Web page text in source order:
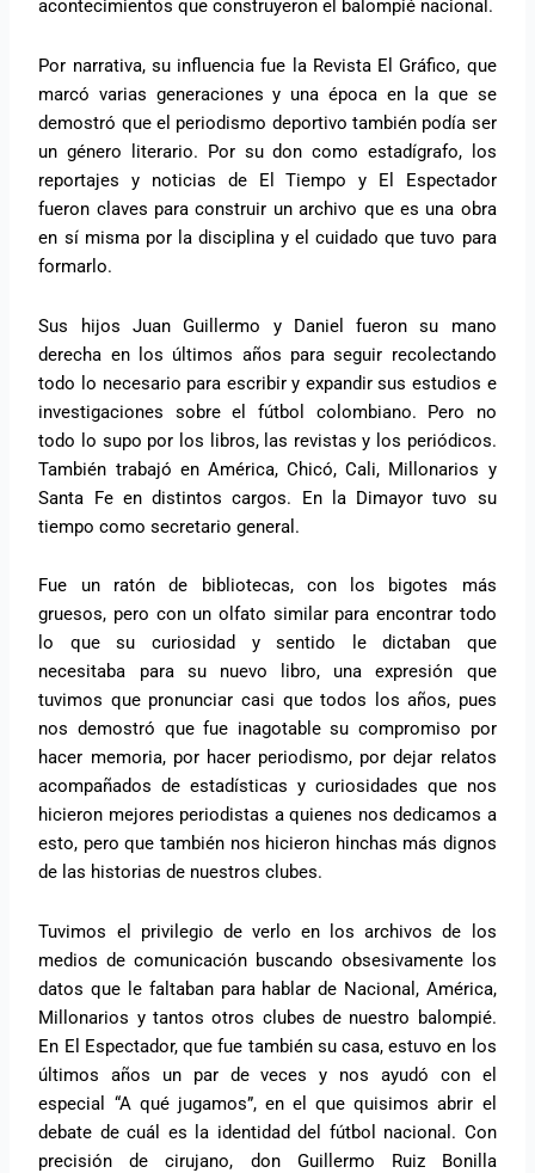
acontecimientos que construyeron el balompié nacional.
Por narrativa, su influencia fue la Revista El Gráfico, que
marcó varias generaciones y una época en la que se
demostró que el periodismo deportivo también podía ser
un género literario. Por su don como estadígrafo, los
reportajes y noticias de El Tiempo y El Espectador
fueron claves para construir un archivo que es una obra
en sí misma por la disciplina y el cuidado que tuvo para
formarlo.
Sus hijos Juan Guillermo y Daniel fueron su mano
derecha en los últimos años para seguir recolectando
todo lo necesario para escribir y expandir sus estudios e
investigaciones sobre el fútbol colombiano. Pero no
todo lo supo por los libros, las revistas y los periódicos.
También trabajó en América, Chicó, Cali, Millonarios y
Santa Fe en distintos cargos. En la Dimayor tuvo su
tiempo como secretario general.
Fue un ratón de bibliotecas, con los bigotes más
gruesos, pero con un olfato similar para encontrar todo
lo que su curiosidad y sentido le dictaban que
necesitaba para su nuevo libro, una expresión que
tuvimos que pronunciar casi que todos los años, pues
nos demostró que fue inagotable su compromiso por
hacer memoria, por hacer periodismo, por dejar relatos
acompañados de estadísticas y curiosidades que nos
hicieron mejores periodistas a quienes nos dedicamos a
esto, pero que también nos hicieron hinchas más dignos
de las historias de nuestros clubes.
Tuvimos el privilegio de verlo en los archivos de los
medios de comunicación buscando obsesivamente los
datos que le faltaban para hablar de Nacional, América,
Millonarios y tantos otros clubes de nuestro balompié.
En El Espectador, que fue también su casa, estuvo en los
últimos años un par de veces y nos ayudó con el
especial “A qué jugamos”, en el que quisimos abrir el
debate de cuál es la identidad del fútbol nacional. Con
precisión de cirujano, don Guillermo Ruiz Bonilla